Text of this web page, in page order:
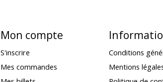
Mon compte
S'inscrire
Mes commandes
Conditions
Mentions